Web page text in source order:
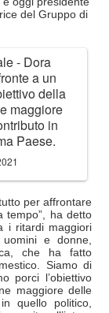
del Gruppo di
- Dora
a un
della
maggiore
in
Paese.
per affrontare
tempo”, ha detto
i ritardi maggiori
e donne,
che ha fatto
Siamo di
porci l’obiettivo
maggiore delle
quello politico,